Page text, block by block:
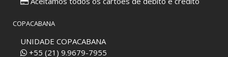
COPACABANA
UNIDADE COPACABANA
+55 (21) 9.9679-7955